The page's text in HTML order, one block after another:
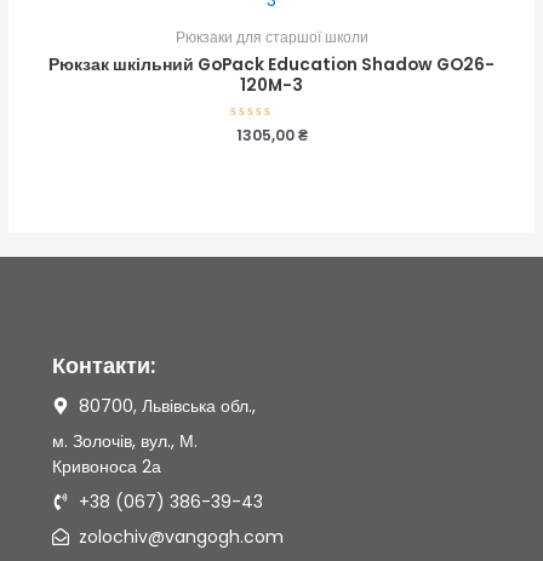
Рюкзаки для старшої школи
Рюкзак шкільний GoPack Education Shadow GO26-
120M-3
Оцінено
в
1305,00₴
Контакти:
80700, Львівська обл.,
м. Золочів, вул., М.
Кривоноса 2а
+38 (067) 386-39-43
zolochiv@vangogh.com